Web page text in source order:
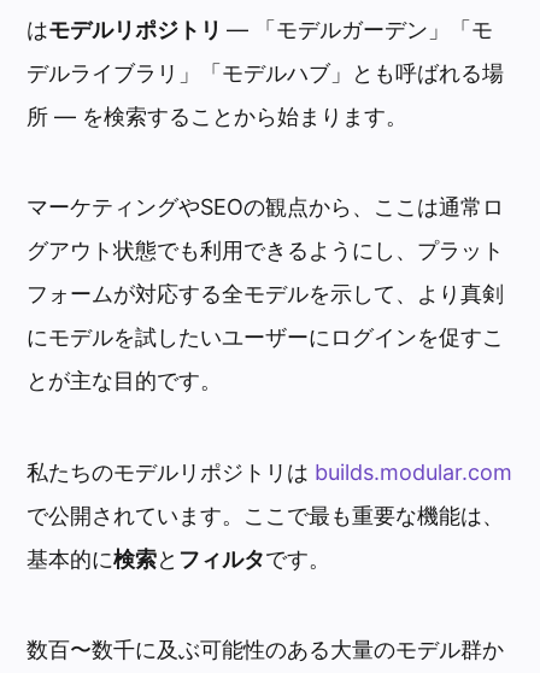
はモデルリポジトリ— 「モデルガーデン」「モ
デルライブラリ」「モデルハブ」とも呼ばれる場
所 — を検索することから始まります。
マーケティングやSEOの観点から、ここは通常ロ
グアウト状態でも利用できるようにし、プラット
フォームが対応する全モデルを示して、より真剣
にモデルを試したいユーザーにログインを促すこ
とが主な目的です。
私たちのモデルリポジトリは builds.modular.com
で公開されています。ここで最も重要な機能は、
基本的に検索と フィルタです。
数百〜数千に及ぶ可能性のある大量のモデル群か